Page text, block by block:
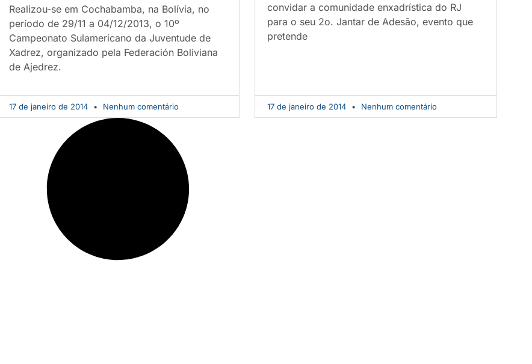
Realizou-se em Cochabamba, na Bolívia, no
período de 29/11 a 04/12/2013, o 10º
Campeonato Sulamericano da Juventude de
Xadrez, organizado pela Federación Boliviana
de Ajedrez.
17 de janeiro de 2014 Nenhum comentário
convidar a comunidade enxadrística do RJ
para o seu 2o. Jantar de Adesão, evento que
pretende
17 de janeiro de 2014 Nenhum comentário